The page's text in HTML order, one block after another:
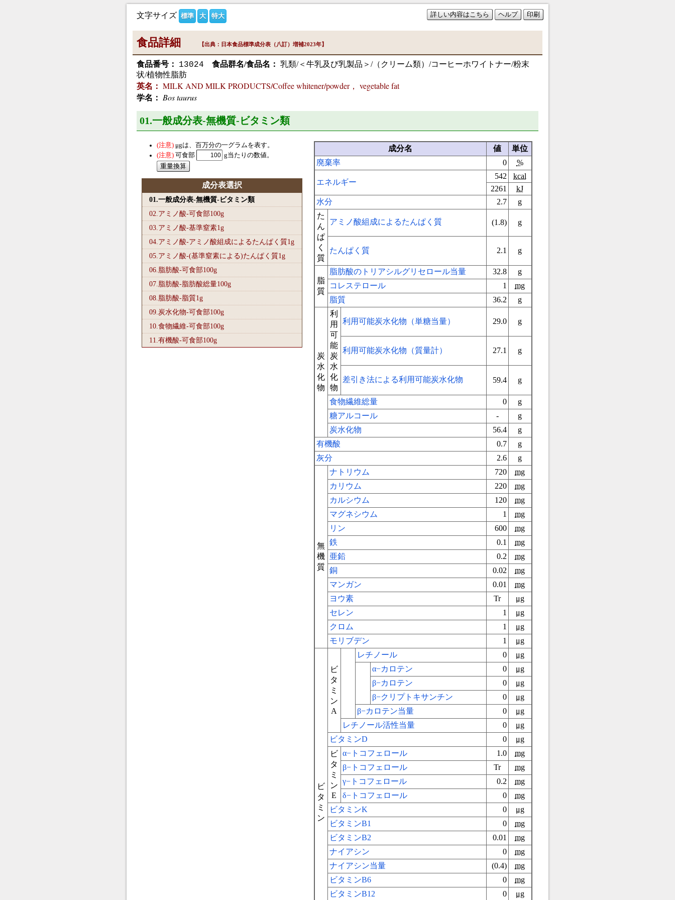
詳しい内容はこちら ヘルプ 印刷
文字サイズ 標準 大 特大
食品詳細 【出典：日本食品標準成分表（八訂）増補2023年】
食品番号： 13024 食品群名/食品名： 乳類/＜牛乳及び乳製品＞/（クリーム類）/コーヒーホワイトナー/粉末
状/植物性脂肪
英名： MILK AND MILK PRODUCTS/Coffee whitener/powder， vegetable fat
学名： Bos taurus
01.一般成分表-無機質-ビタミン類
μgは、百万分の一グラムを表す。
可食部
g当たりの数値。
成分表選択
01.一般成分表-無機質-ビタミン類
02.アミノ酸-可食部100g
03.アミノ酸-基準窒素1g
04.アミノ酸-アミノ酸組成によるたんぱく質1g
05.アミノ酸-(基準窒素による)たんぱく質1g
06.脂肪酸-可食部100g
07.脂肪酸-脂肪酸総量100g
08.脂肪酸-脂質1g
09.炭水化物-可食部100g
10.食物繊維-可食部100g
11.有機酸-可食部100g
成分名 値
単位
廃棄率
0 %
エネルギー
542
kcal
2261
kJ
水分
2.7
g
た
ん
ぱ
く
質
アミノ酸組成によるたんぱく質 (1.8) g
たんぱく質 2.1 g
脂
質
脂肪酸のトリアシルグリセロール当量 32.8
g
コレステロール
1
mg
脂質
36.2 g
炭
水
化
物
利
用
可
能
炭
水
化
物
利用可能炭水化物（単糖当量） 29.0 g
利用可能炭水化物（質量計） 27.1 g
差引き法による利用可能炭水化物 59.4 g
食物繊維総量 0
g
糖アルコール
-
g
炭水化物
56.4
g
有機酸
0.7
g
灰分
2.6 g
無
機
質
ナトリウム 720
mg
カリウム
220
mg
カルシウム
120
mg
マグネシウム
1
mg
リン
600
mg
鉄
0.1
mg
亜鉛
0.2
mg
銅
0.02
mg
マンガン
0.01
mg
ヨウ素
Tr
μg
セレン
1
μg
クロム
1
μg
モリブデン
1 μg
ビ
タ
ミ
ン
ビ
タ
ミ
ン
A
レチノール 0
μg
α−カロテン
0
μg
β−カロテン
0
μg
β−クリプトキサンチン
0
μg
β−カロテン当量
0
μg
レチノール活性当量
0
μg
ビタミンD
0
μg
ビ
タ
ミ
ン
E
α−トコフェロール 1.0
mg
β−トコフェロール
Tr
mg
γ−トコフェロール
0.2
mg
δ−トコフェロール
0
mg
ビタミンK
0
μg
ビタミンB1
0
mg
ビタミンB2
0.01
mg
ナイアシン
0
mg
ナイアシン当量
(0.4)
mg
ビタミンB6
0
mg
ビタミンB12
0 μg